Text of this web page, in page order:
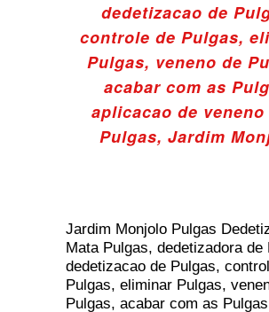
dedetizacao de
controle de Pulgas,
Pulgas, veneno de
acabar com as
aplicacao de veneno
Pulgas, Jardim
Jardim Monjolo Pulgas
Mata Pulgas, dedetizadora de
dedetizacao de Pulgas,
Pulgas, eliminar Pulgas,
Pulgas, acabar com as